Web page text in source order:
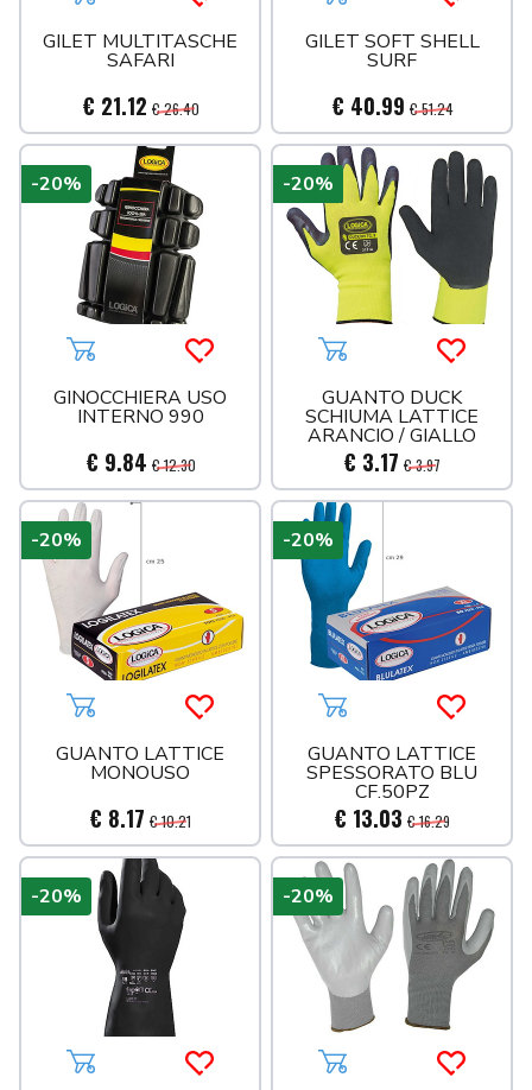
Aggiungi al carrelloAcquista più tardi
GILET MULTITASCHE
SAFARI
€ 21.12 € 26.40
Aggiungi al carrello
GILET SOFT SHELL
SURF
€ 40.99 € 51.24
Aggiungi al carrelloAcquista più tardi
GINOCCHIERA USO
INTERNO 990
€ 9.84 € 12.30
-20%
Aggiungi al carrello
GUANTO DUCK
SCHIUMA LATTICE
ARANCIO / GIALLO
€ 3.17 € 3.97
-20%
Aggiungi al carrelloAcquista più tardi
GUANTO LATTICE
MONOUSO
€ 8.17 € 10.21
-20%
Aggiungi al carrello
GUANTO LATTICE
SPESSORATO BLU
CF.50PZ
€ 13.03 € 16.29
-20%
Aggiungi al carrelloAcquista più tardi
-20%
Aggiungi al carrello
-20%
VALVOLE